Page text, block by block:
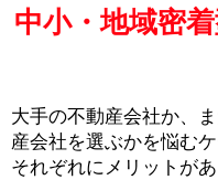
中小・地域密
大手の不動産会社か、
産会社を選ぶかを悩む
それぞれにメリットが